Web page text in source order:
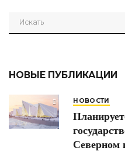
НОВЫЕ ПУБЛИКАЦИИ
НОВОСТИ
Северном